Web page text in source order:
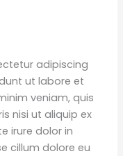
adipiscing
ut labore et
veniam, quis
nisi ut aliquip ex
irure dolor in
cillum dolore eu